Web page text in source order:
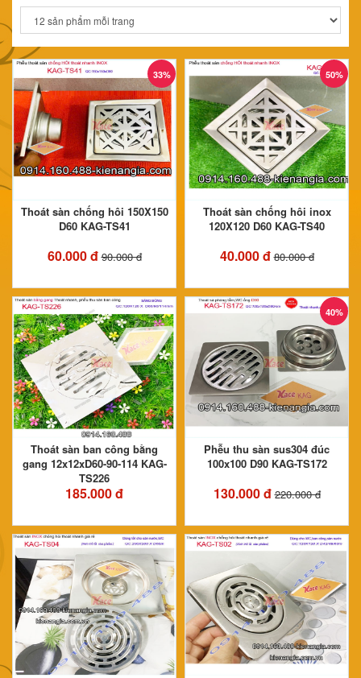
33%
Thoát sàn chống hôi 150X150
D60 KAG-TS41
60.000 đ 90.000 đ
50%
Thoát sàn chống hôi inox
120X120 D60 KAG-TS40
40.000 đ 80.000 đ
Thoát sàn ban công bằng
gang 12x12xD60-90-114 KAG-
TS226
185.000 đ
40%
Phễu thu sàn sus304 đúc
100x100 D90 KAG-TS172
130.000 đ 220.000 đ